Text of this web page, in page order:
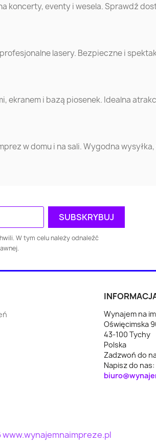
Bełchatów Biała Podlaska
Mazowieckie
Augustów
Żagań Wodzisław Śląski
Wołomin Reda
Koło
Polkowice
Ryglice
Węgorzewo
Mazowiecki Barcin
koncerty, eventy i wesela. Sprawdź
lasery. Bezpieczne i
ekranem i bazą piosenek. Idealna
w domu i na sali. Wygodna
W tym celu należy odnaleźć
Wynajem na
Oświęcimska
43-100 Tychy
Polska
Zadzwoń do
Napisz do nas: